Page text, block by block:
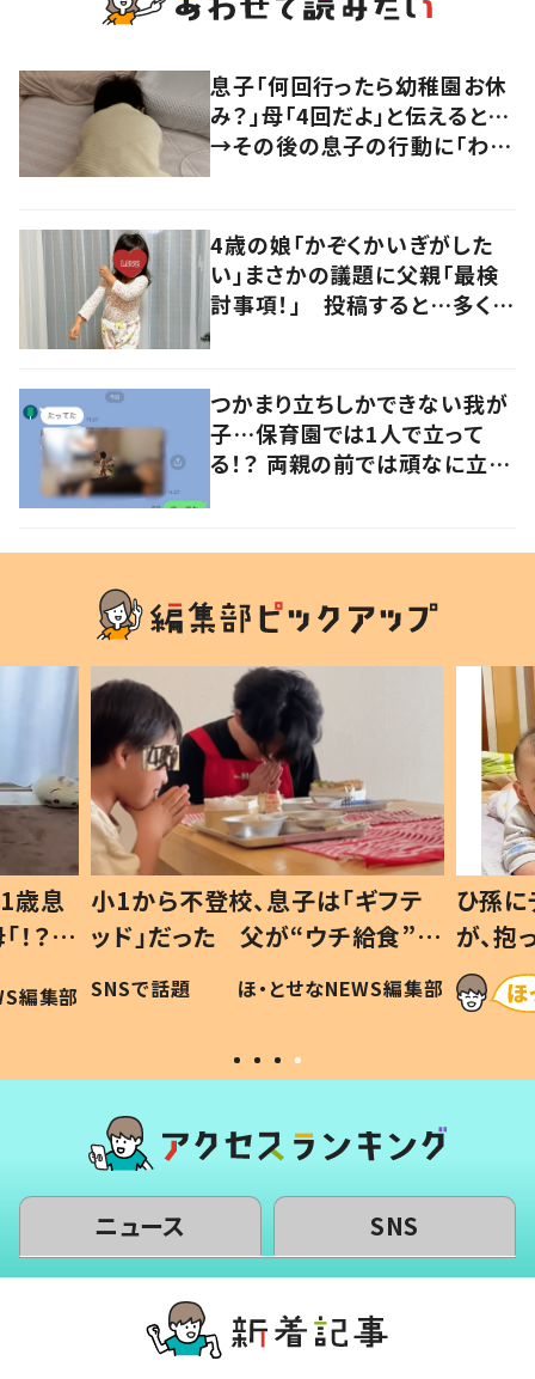
息子「何回行ったら幼稚園お休
み？」母「4回だよ」と伝えると…
→その後の息子の行動に「わか
4歳の娘「かぞくかいぎがした
い」まさかの議題に父親「最検
討事項！」 投稿すると…多くの
つかまり立ちしかできない我が
子…保育園では1人で立って
る！？ 両親の前では頑なに立た
歳息
？」
編集部
小1から不登校、息子は「ギフテ
ッド」だった 父が“ウチ給食”を
作り続ける理由とは #令和の親
#令和の子
SNSで話題 ほ・とせなNEWS編集部
ひ孫
が、
「涙が
い」
ニュース SNS